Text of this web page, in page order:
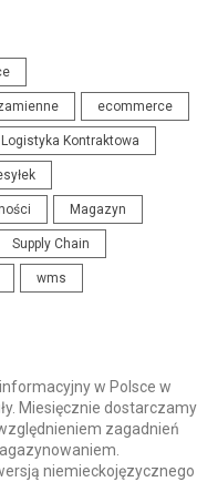
ecommerce
Logistyka Kontraktowa
Magazyn
Supply Chain
wms
w Polsce w
Miesięcznie dostarczamy
zagadnień
niemieckojęzycznego